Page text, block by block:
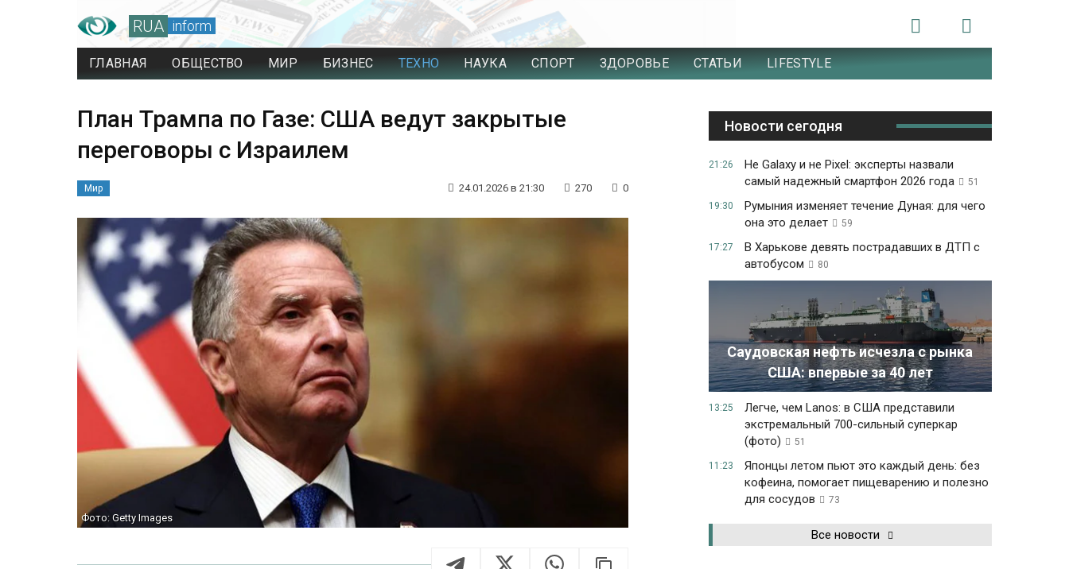
RUA inform
ГЛАВНАЯ ОБЩЕСТВО МИР БИЗНЕС ТЕХНО НАУКА СПОРТ ЗДОРОВЬЕ СТАТЬИ LIFESTYLE
План Трампа по Газе: США ведут закрытые
переговоры с Израилем
Мир 24.01.2026 в 21:30 270 0
Фото: Getty Images
Новости сегодня
21:26
Не Galaxy и не Pixel: эксперты назвали
самый надежный смартфон 2026 года
51
19:30
Румыния изменяет течение Дуная: для чего
она это делает
59
17:27
В Харькове девять пострадавших в ДТП с
автобусом
80
Саудовская нефть исчезла с рынка
США: впервые за 40 лет
13:25
Легче, чем Lanos: в США представили
экстремальный 700-сильный суперкар
(фото)
51
11:23
Японцы летом пьют это каждый день: без
кофеина, помогает пищеварению и полезно
для сосудов
73
Все новости